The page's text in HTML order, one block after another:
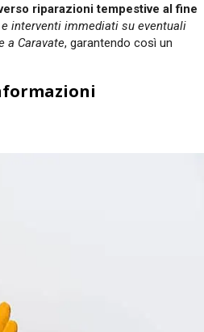
riparazioni tempestive al fine
interventi immediati su eventuali
a Caravate, garantendo così un